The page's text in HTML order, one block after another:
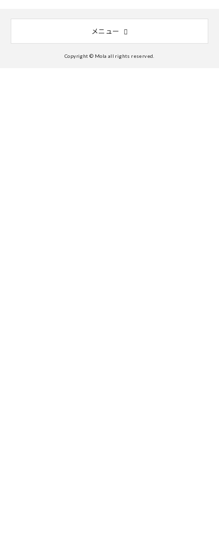
メニュー
Copyright © Mola all rights reserved.